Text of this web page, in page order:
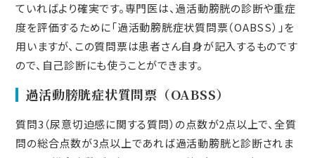
ていればより確実です。専門医は、過活動膀胱の診断や重症
度を評価するために「過活動膀胱症状質問票（OABSS）」を
用いますが、この質問票は患者さん自身が記入するものです
ので、自己診断にも使うことができます。
過活動膀胱症状質問票（OABSS）
質問3（尿意切迫感に関する質問）の点数が2点以上で、全質
問の総合点数が3点以上であれば過活動膀胱と診断されま